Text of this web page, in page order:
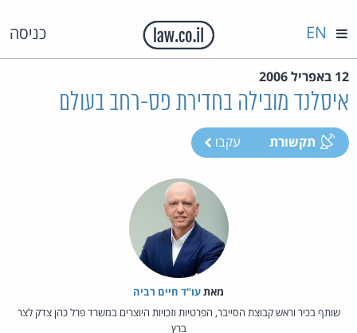
כניסה EN
12 באפריל 2006
איסלנד מובילה בחדירת פס-רחב בעולם
תקשורת עקבו
מאת‏עו"ד חיים רביה
שותף בכיר וראש קבוצת הסייבר, הפרטיות וזכויות היוצרים במשרד פרל כהן צדק לצר
ברץ